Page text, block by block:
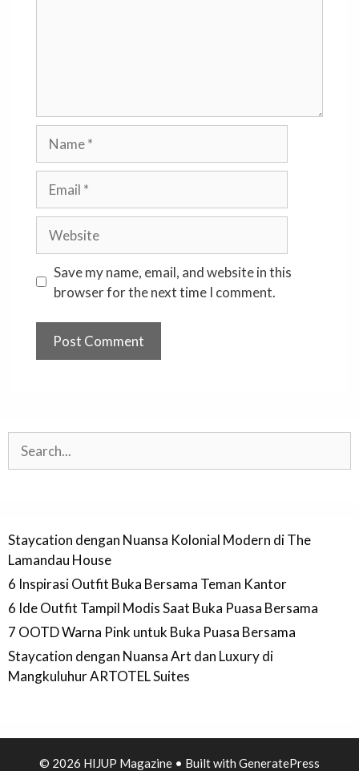
Save my name, email, and website in this
browser for the next time I comment.
Staycation dengan Nuansa Kolonial Modern di The
Lamandau House
6 Inspirasi Outfit Buka Bersama Teman Kantor
6 Ide Outfit Tampil Modis Saat Buka Puasa Bersama
7 OOTD Warna Pink untuk Buka Puasa Bersama
Staycation dengan Nuansa Art dan Luxury di
Mangkuluhur ARTOTEL Suites
© 2026 HIJUP Magazine • Built with GeneratePress